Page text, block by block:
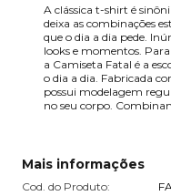
A clássica t-shirt é
deixa as combinações
que o dia a dia pede.
looks e momentos.
a Camiseta Fatal é a
o dia a dia. Fabricada
possui modelagem
no seu corpo.
Mais informações
Cod. do Produto: